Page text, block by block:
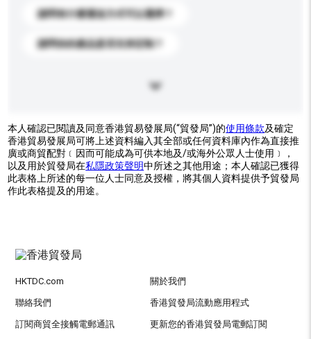
請問有什麼運送方式可以選擇？
請問你的產品是否支持定制？
本人確認已閱讀及同意香港貿易發展局(“貿發局”)的使用條款及確定
香港貿易發展局可將上述資料編入其全部或任何資料庫內作為直接推
廣或商貿配對﹝因而可能成為可供本地及/或海外公眾人士使用﹞，
以及用於貿發局在私隱政策聲明中所述之其他用途；本人確認已獲得
此表格上所述的每一位人士同意及授權，將其個人資料提供予貿發局
作此表格提及的用途。
HKTDC.com 關於我們
聯絡我們 香港貿發局流動應用程式
訂閱商貿全接觸電郵通訊 更新您的香港貿發局電郵訂閱